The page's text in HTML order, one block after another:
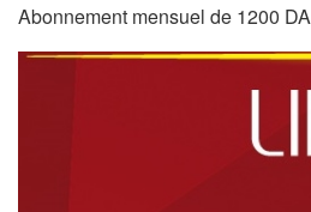
Abonnement mensuel de 1200 DA